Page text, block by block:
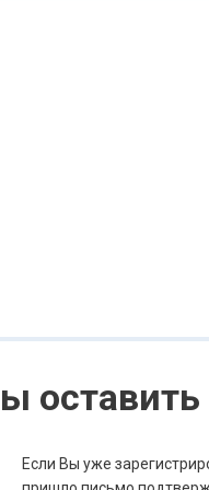
Если Вы уже